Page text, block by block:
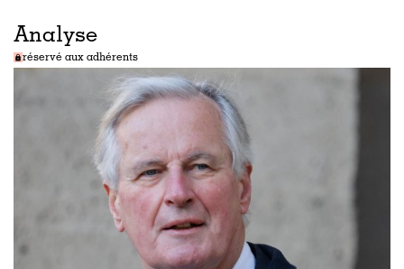
Analyse
réservé aux adhérents